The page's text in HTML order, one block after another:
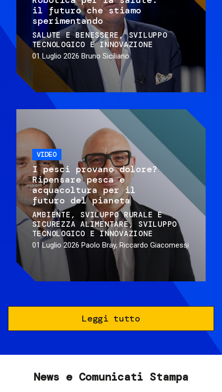
il futuro che stiamo
sperimentando
SALUTE E BENESSERE
SVILUPPO
TECNOLOGICO E INNOVAZIONE
01 Luglio 2026 Bruno Siciliano
VIDEO
I pesci provano dolore?
Ripensare pesca e
acquacoltura per il
futuro del pianeta
AMBIENTE
SVILUPPO RURALE E
SICUREZZA ALIMENTARE
SVILUPPO
TECNOLOGICO E INNOVAZIONE
01 Luglio 2026 Paolo Bray, Riccardo Giacomessi
Leggi tutto
News e Comunicati Stampa